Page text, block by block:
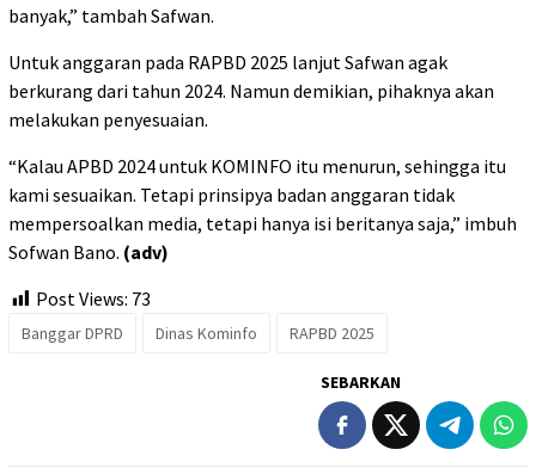
banyak,” tambah Safwan.
Untuk anggaran pada RAPBD 2025 lanjut Safwan agak
berkurang dari tahun 2024. Namun demikian, pihaknya akan
melakukan penyesuaian.
“Kalau APBD 2024 untuk KOMINFO itu menurun, sehingga itu
kami sesuaikan. Tetapi prinsipya badan anggaran tidak
mempersoalkan media, tetapi hanya isi beritanya saja,” imbuh
Sofwan Bano. (adv)
Post Views: 73
Banggar DPRD Dinas Kominfo RAPBD 2025
SEBARKAN